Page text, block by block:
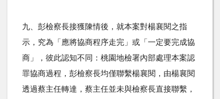
九、彭檢察長接獲陳情後，就本案對楊襄閱之指
示，究為「應將協商程序走完」或「一定要完成協
商」，彼此認知不同：桃園地檢署內部處理本案認
罪協商過程，彭檢察長均僅聯繫楊襄閱，由楊襄閱
透過蔡主任轉達，蔡主任並未與檢察長直接聯繫，